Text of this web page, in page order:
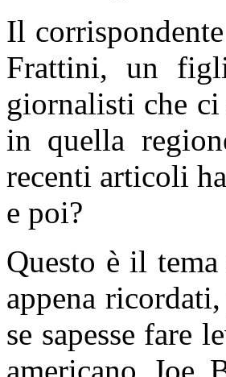
Il
Frattini, un
giornalisti che ci
in quella
recenti articoli
e poi?
Questo è il
appena
se sapesse fare
americano Joe